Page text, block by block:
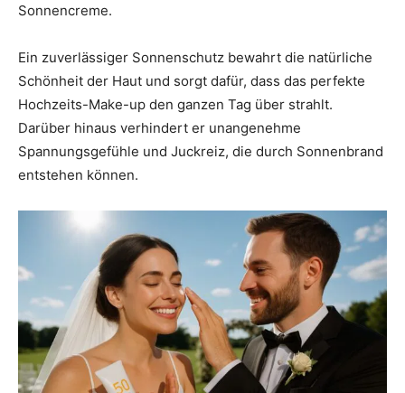
Sonnencreme.
Ein zuverlässiger Sonnenschutz bewahrt die natürliche
Schönheit der Haut und sorgt dafür, dass das perfekte
Hochzeits-Make-up den ganzen Tag über strahlt.
Darüber hinaus verhindert er unangenehme
Spannungsgefühle und Juckreiz, die durch Sonnenbrand
entstehen können.